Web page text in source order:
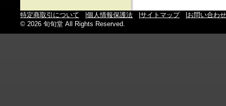
特定商取引について 個人情報保護法 サイトマップ| お問い合わせ
© 2026 旬旬堂 All Rights Reserved.